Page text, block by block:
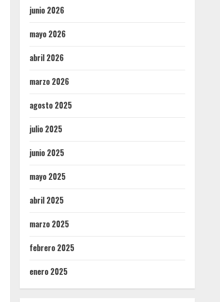
junio 2026
mayo 2026
abril 2026
marzo 2026
agosto 2025
julio 2025
junio 2025
mayo 2025
abril 2025
marzo 2025
febrero 2025
enero 2025